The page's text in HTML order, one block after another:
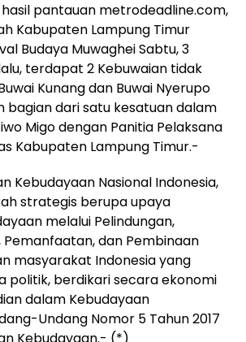
hasil pantauan metrodeadline.com,
Kabupaten Lampung Timur
Budaya Muwaghei Sabtu, 3
terdapat 2 Kebuwaian tidak
Kunang dan Buwai Nyerupo
bagian dari satu kesatuan dalam
Migo dengan Panitia Pelaksana
Kabupaten Lampung Timur.-
Kebudayaan Nasional Indonesia,
strategis berupa upaya
melalui Pelindungan,
dan Pembinaan
masyarakat Indonesia yang
politik, berdikari secara ekonomi
dalam Kebudayaan
Undang Nomor 5 Tahun 2017